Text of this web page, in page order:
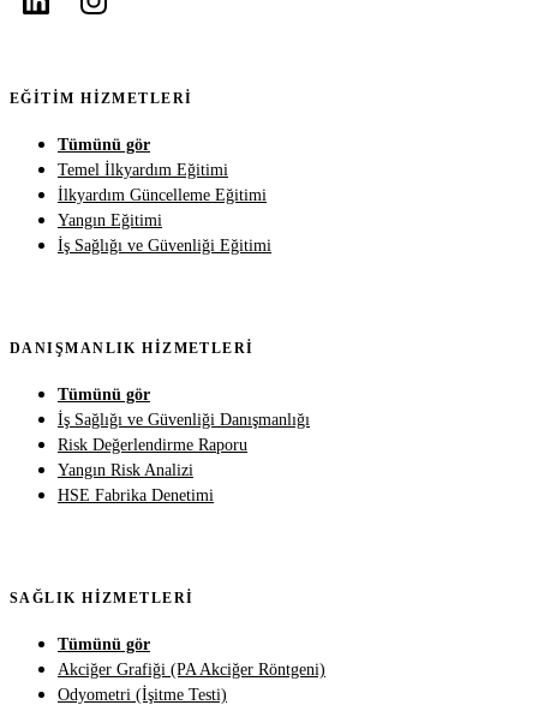
EĞITIM HIZMETLERI
Tümünü gör
Temel İlkyardım Eğitimi
İlkyardım Güncelleme Eğitimi
Yangın Eğitimi
İş Sağlığı ve Güvenliği Eğitimi
DANIŞMANLIK HIZMETLERI
Tümünü gör
İş Sağlığı ve Güvenliği Danışmanlığı
Risk Değerlendirme Raporu
Yangın Risk Analizi
HSE Fabrika Denetimi
SAĞLIK HIZMETLERI
Tümünü gör
Akciğer Grafiği (PA Akciğer Röntgeni)
Odyometri (İşitme Testi)